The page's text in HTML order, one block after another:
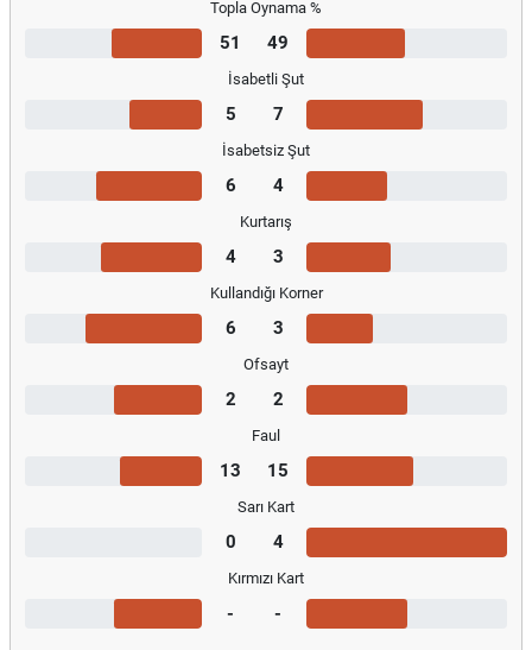
Topla Oynama %
51 49
İsabetli Şut
5 7
İsabetsiz Şut
6 4
Kurtarış
4 3
Kullandığı Korner
6 3
Ofsayt
2 2
Faul
13 15
Sarı Kart
0 4
Kırmızı Kart
- -